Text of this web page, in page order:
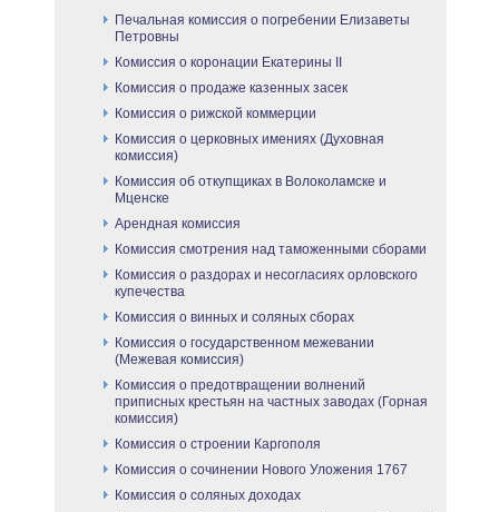
Печальная комиссия о погребении Елизаветы
Петровны
Комиссия о коронации Екатерины II
Комиссия о продаже казенных засек
Комиссия о рижской коммерции
Комиссия о церковных имениях (Духовная
комиссия)
Комиссия об откупщиках в Волоколамске и
Мценске
Арендная комиссия
Комиссия смотрения над таможенными сборами
Комиссия о раздорах и несогласиях орловского
купечества
Комиссия о винных и соляных сборах
Комиссия о государственном межевании
(Межевая комиссия)
Комиссия о предотвращении волнений
приписных крестьян на частных заводах (Горная
комиссия)
Комиссия о строении Каргополя
Комиссия о сочинении Нового Уложения 1767
Комиссия о соляных доходах